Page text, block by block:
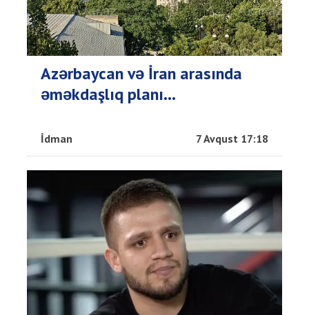
Azərbaycan və İran arasında
əməkdaşlıq planı...
İdman 7 Avqust 17:18